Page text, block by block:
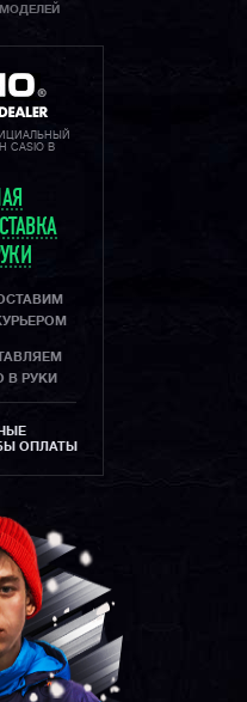
МОДЕЛЕЙ
CASIO В
В РУКИ
ОПЛАТЫ